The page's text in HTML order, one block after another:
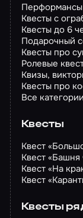
Перформансы
Квесты с
Квесты до 6
Подарочный
Квесты про
Ролевые
Квизы,
Квесты про
Все
Квесты
Квест
Квест
Квест «На
Квест
Квесты